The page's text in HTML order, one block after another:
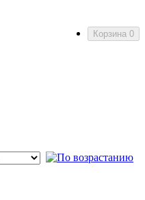
Корзина 0